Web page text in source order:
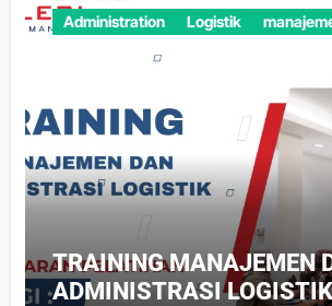
Administration Logistik
TRAINING MANAJEMEN
ADMINISTRASI LOGISTIK